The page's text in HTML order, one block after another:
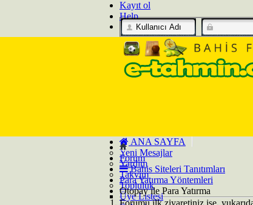
Kayıt ol
Help
ANA SAYFA
Yeni Mesajlar
Yardım
Takvim
Topluluk
Üye Listesi
Forum
Bahis Siteleri Tanıtımları
Para Yatırma Yöntemleri
Otopay ile Para Yatırma
Forumu ilk ziyaretiniz ise,